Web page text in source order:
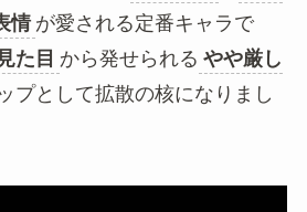
情 が愛される定番キャラで
た目 から発せられる やや厳し
プとして拡散の核になりまし